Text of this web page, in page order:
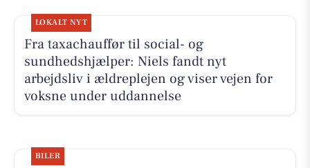
LOKALT NYT
Fra taxachauffør til social- og
sundhedshjælper: Niels fandt nyt
arbejdsliv i ældreplejen og viser vejen for
voksne under uddannelse
BILER